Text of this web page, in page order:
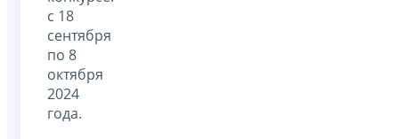
с 18
сентября
по 8
октября
2024
года.